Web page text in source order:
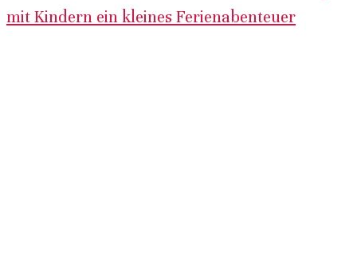
mit Kindern ein kleines Ferienabenteuer